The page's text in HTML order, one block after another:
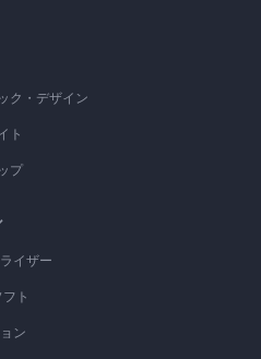
ク・デザイン
ト
プ
イザー
ト
ン